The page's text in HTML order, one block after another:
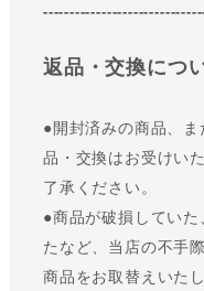
返品・交換につ
●開封済みの商品、
品・交換はお受けい
了承ください。
●商品が破損してい
たなど、当店の不手
商品をお取替えいたし